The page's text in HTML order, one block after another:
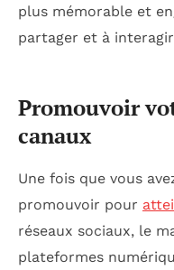
plus mémorable et
partager et à
Promouvoir
canaux
Une fois que vous
promouvoir pour
réseaux sociaux, le
plateformes